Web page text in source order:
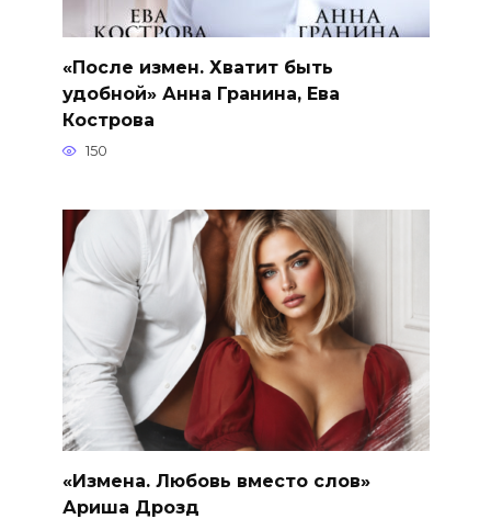
«После измен. Хватит быть
удобной» Анна Гранина, Ева
Кострова
150
«Измена. Любовь вместо слов»
Ариша Дрозд